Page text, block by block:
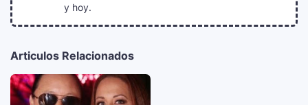
y hoy.
Articulos Relacionados